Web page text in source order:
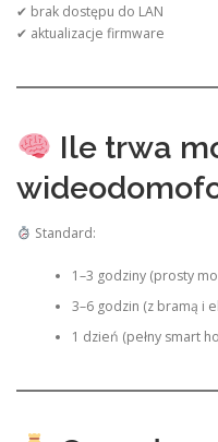
✔ brak dostępu do LAN
✔ aktualizacje firmware
Ile trwa
Standard:
1–3 godziny (prosty
3–6 godzin (z bramą i
1 dzień (pełny smart